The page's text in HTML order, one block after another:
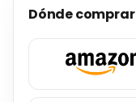
Dónde comprar